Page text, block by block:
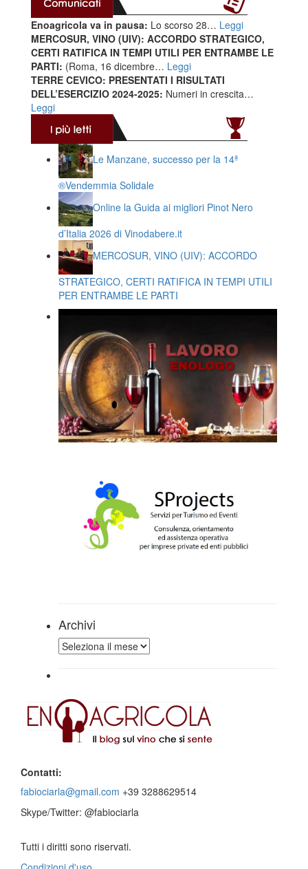
Enoagricola va in pausa: Lo scorso 28… Leggi
MERCOSUR, VINO (UIV): ACCORDO STRATEGICO,
CERTI RATIFICA IN TEMPI UTILI PER ENTRAMBE LE
PARTI: (Roma, 16 dicembre… Leggi
TERRE CEVICO: PRESENTATI I RISULTATI
DELL’ESERCIZIO 2024-2025: Numeri in crescita…
Leggi
Le Manzane, successo per la 14ª
®️Vendemmia Solidale
Online la Guida ai migliori Pinot Nero
d’Italia 2026 di Vinodabere.it
MERCOSUR, VINO (UIV): ACCORDO
STRATEGICO, CERTI RATIFICA IN TEMPI UTILI
PER ENTRAMBE LE PARTI
Archivi
Archivi
Contatti:
fabiociarla@gmail.com +39 3288629514
Skype/Twitter: @fabiociarla
Tutti i diritti sono riservati.